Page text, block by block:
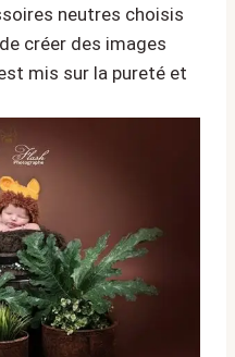
neutres choisis
créer des images
mis sur la pureté et